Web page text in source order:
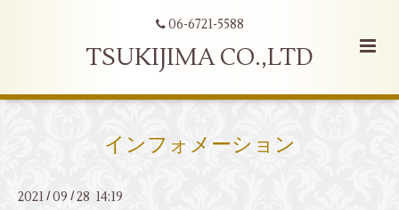
06-6721-5588
TSUKIJIMA CO.,LTD
インフォメーション
2021 / 09 /28 14:19